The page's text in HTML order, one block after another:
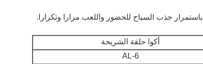
أكوا حلقة الشريحة
AL-6